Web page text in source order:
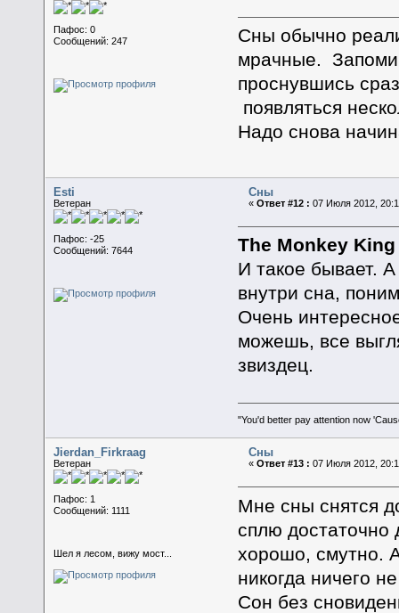
Пафос: 0
Сообщений: 247
Сны обычно
мрачные.
проснувшись
появляться
Надо снова
Esti
Ветеран
Пафос: -25
Сообщений: 7644
Сны
«Ответ #12 : 07 Июля 2012,
The Monkey King
И такое бывает.
внутри сна,
Очень
можешь, все
звиздец.
"You'd better pay attention now
Jierdan_Firkraag
Ветеран
Пафос: 1
Сообщений: 1111
Шел я лесом, вижу мост...
Сны
«Ответ #13 : 07 Июля 2012,
Мне сны снятся
сплю достаточно
хорошо, смутно.
никогда ничего
Сон без